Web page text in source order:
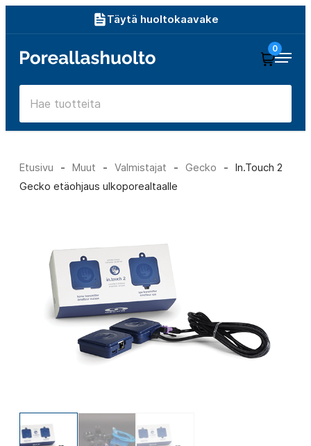
sisältöön
Täytä huoltokaavake
Poreallashuolto
0
Etusivu - Muut - Valmistajat - Gecko -
In.Touch 2
Gecko etäohjaus ulkoporealtaalle